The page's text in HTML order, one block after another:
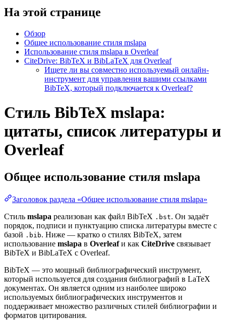
На этой странице
Обзор
Общее использование стиля mslapa
Использование стиля mslapa в Overleaf
CiteDrive: BibTeX и BibLaTeX для Overleaf
Ищете ли вы совместно используемый онлайн-
инструмент для управления вашими ссылками
BibTeX, который подключается к Overleaf?
Стиль BibTeX mslapa:
цитаты, список литературы и
Overleaf
Общее использование стиля mslapa
Заголовок раздела «Общее использование стиля mslapa»
Стиль mslapa реализован как файл BibTeX .bst. Он задаёт
порядок, подписи и пунктуацию списка литературы вместе с
базой .bib. Ниже — кратко о стилях BibTeX, затем
использование mslapa в Overleafи как CiteDrive связывает
BibTeX и BibLaTeX с Overleaf.
BibTeX — это мощный библиографический инструмент,
который используется для создания библиографий в LaTeX
документах. Он является одним из наиболее широко
используемых библиографических инструментов и
поддерживает множество различных стилей библиографии и
форматов цитирования.